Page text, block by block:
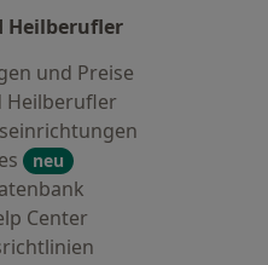
Heilberufler
und Preise
Heilberufler
neu
Center